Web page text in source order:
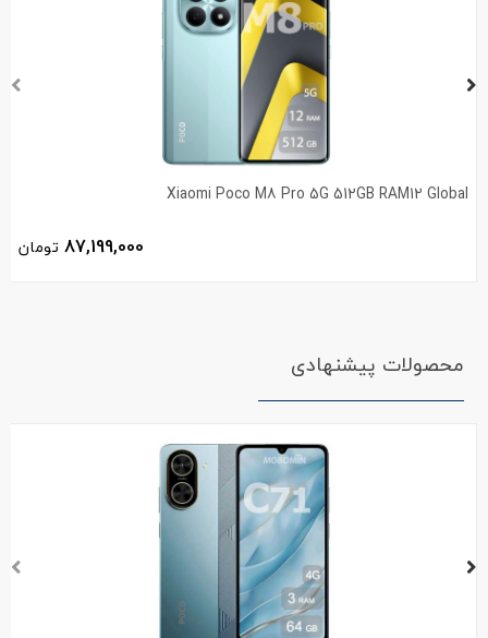
Xiaomi Poco M8 Pro 5G 512GB RAM12 Global
87,199,000 تومان
محصولات پیشنهادی